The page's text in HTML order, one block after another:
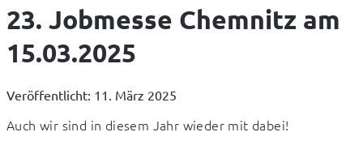
23. Jobmesse Chemnitz am
15.03.2025
Veröffentlicht: 11. März 2025
Auch wir sind in diesem Jahr wieder mit dabei!